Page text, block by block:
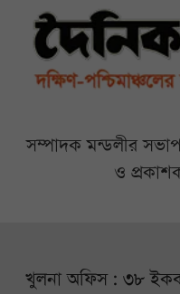
সম্পাদক মন্ডলীর
ও
খুলনা অফিস : ৩৮